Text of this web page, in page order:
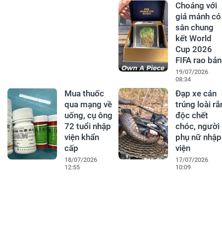
Choáng với
giá mảnh cỏ
sân chung
kết World
Cup 2026
FIFA rao bán
19/07/2026
08:34
Mua thuốc
qua mạng về
uống, cụ ông
72 tuổi nhập
viện khẩn
cấp
18/07/2026
12:55
Đạp xe cán
trúng loài
độc chết
chóc, người
phụ nữ nhập
viện
17/07/2026
10:09